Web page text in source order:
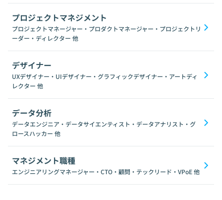
プロジェクトマネジメント
プロジェクトマネージャー・プロダクトマネージャー・プロジェクトリ
ーダー・ディレクター 他
デザイナー
UXデザイナー・UIデザイナー・グラフィックデザイナー・アートディ
レクター 他
データ分析
データエンジニア・データサイエンティスト・データアナリスト・グ
ロースハッカー 他
マネジメント職種
エンジニアリングマネージャー・CTO・顧問・テックリード・VPoE他